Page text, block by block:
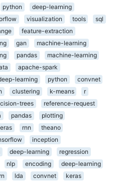
python
deep-learning
visualization tools
sql
feature-extraction
gan
machine-learning
pandas
machine-learning
apache-spark
learning python
convnet
clustering k-means
r
trees
reference-request
pandas
plotting
rnn
theano
inception
deep-learning
regression
nlp encoding
deep-learning
lda convnet
keras